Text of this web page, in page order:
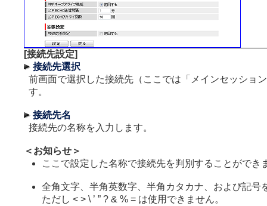
[接続先設定]
接続先選択
前画面で選択した接続先（ここでは「メインセッショ
す。
接続先名
接続先の名称を入力します。
＜お知らせ＞
ここで設定した名称で接続先を判別することができ
全角文字、半角英数字、半角カタカナ、および記号
ただし < > \ ’ ” ? & % = は使用できません。